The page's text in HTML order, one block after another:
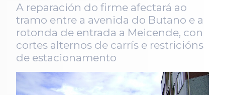
A reparación do firme afectará ao
tramo entre a avenida do Butano e a
rotonda de entrada a Meicende, con
cortes alternos de carrís e restricións
de estacionamento